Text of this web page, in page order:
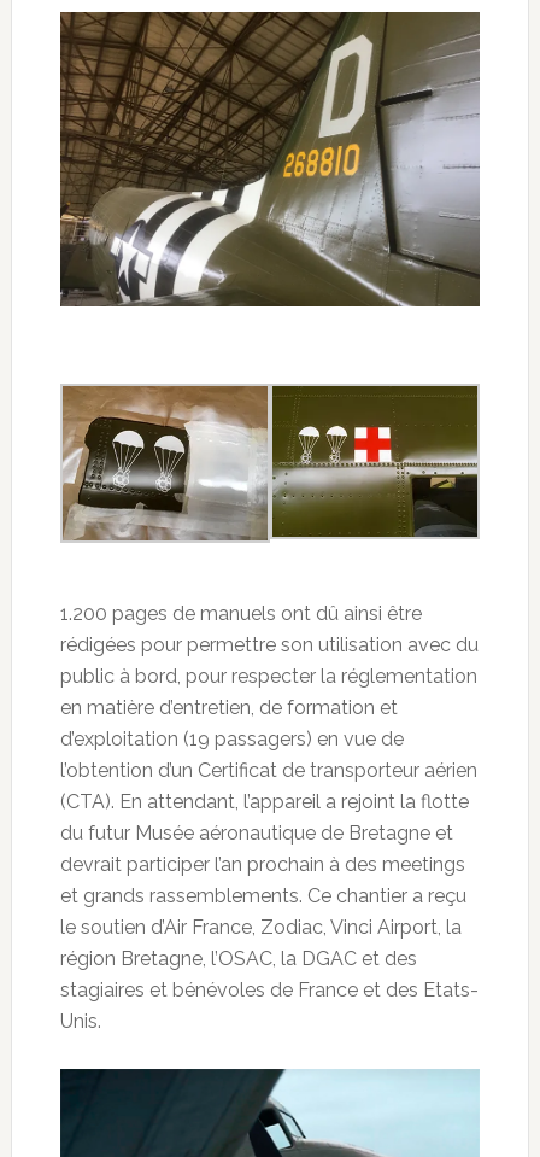
1.200 pages de manuels ont dû ainsi être
rédigées pour permettre son utilisation avec du
public à bord, pour respecter la réglementation
en matière d’entretien, de formation et
d’exploitation (19 passagers) en vue de
l’obtention d’un Certificat de transporteur aérien
(CTA). En attendant, l’appareil a rejoint la flotte
du futur Musée aéronautique de Bretagne et
devrait participer l’an prochain à des meetings
et grands rassemblements. Ce chantier a reçu
le soutien d’Air France, Zodiac, Vinci Airport, la
région Bretagne, l’OSAC, la DGAC et des
stagiaires et bénévoles de France et des Etats-
Unis.